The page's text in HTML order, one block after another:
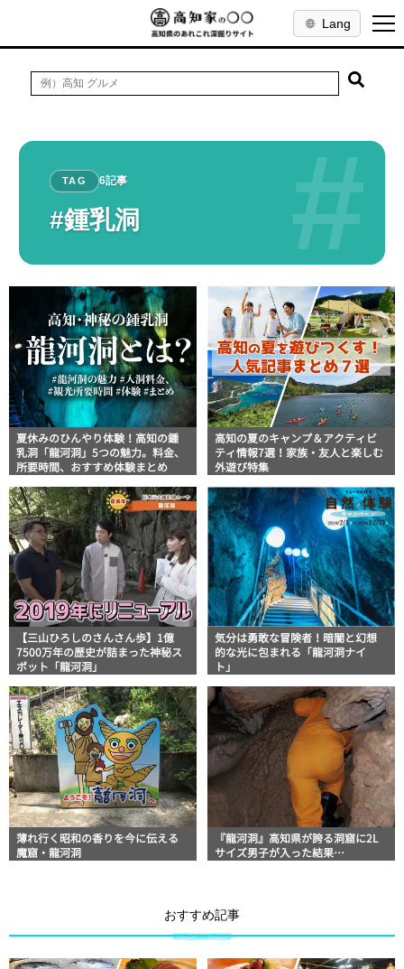
Lang
#
TAG 6記事
#鍾乳洞
夏休みのひんやり体験！高知の鍾
乳洞「龍河洞」5つの魅力。料金、
所要時間、おすすめ体験まとめ
高知の夏のキャンプ＆アクティビ
ティ情報7選！家族・友人と楽しむ
外遊び特集
【三山ひろしのさんさん歩】1億
7500万年の歴史が詰まった神秘ス
ポット「龍河洞」
気分は勇敢な冒険者！暗闇と幻想
的な光に包まれる「龍河洞ナイ
ト」
薄れ行く昭和の香りを今に伝える
魔窟・龍河洞
『龍河洞』高知県が誇る洞窟に2L
サイズ男子が入った結果…
おすすめ記事